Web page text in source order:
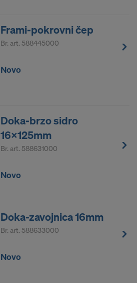
Frami-pokrovni čep
Br. art. 588445000
Novo
Doka-brzo sidro
16x125mm
Br. art. 588631000
Novo
Doka-zavojnica 16mm
Br. art. 588633000
Novo